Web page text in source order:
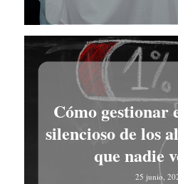
Cómo gestionar
silencioso de los
que nadie
25 junio,